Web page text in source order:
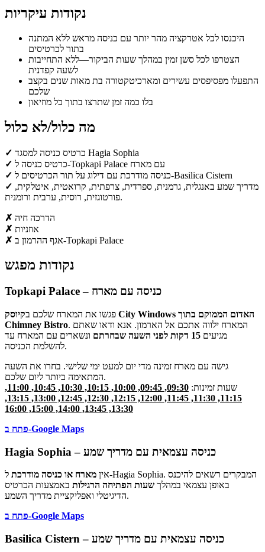
נקודות עיקריות
היכנסו לכל אטרקציה מהר יותר עם כניסה מראש ללא המתנה
בתור לכרטיסים
הצטרפו לכל סשן זמין במהלך שעות הביקור—ללא התחייבות
לשעה קפדנית
התפעלו מפסיפסים עשירים ומארכיטקטורה בת מאות שנים בקצב
שלכם
בלו כמה זמן שתרצו בתוך כל מוזיאון
מה כלול/לא כלול
✓
כרטיס כניסה למסגד Hagia Sophia
✓
כרטיס כניסה ל-Topkapi Palace עם מארח
✓
כניסה מודרכת עם דילוג על תור הכרטיסים ל-Basilica Cistern
✓
פורטוגזית, רוסית, ערבית ורומנית.
✗ הדרכה חיה
✗ אוזניות
✗
אגף ההרמון ב-Topkapi Palace
נקודות מפגש
Topkapi Palace – כניסה עם מארח
פגשו את המארח שלכם בקיוסק City Windows האדום הממוקם בתוך
Chimney Bistro. המארח ילווה אתכם אל הארמון. אנא ודאו שאתם
מגיעים 15 דקות לפני השעה שבחרתם
ונשארים עם המארח עד
להשלמת הכניסה.
גישה עם מארח זמינה מדי יום למעט ימי שלישי. בחרו את השעה
המתאימה ביותר ליום שלכם.
שעות זמינות:
09:30, 09:45, 10:00, 10:15, 10:30, 10:45, 11:00,
11:15, 11:30, 11:45, 12:00, 12:15, 12:30, 12:45, 13:00, 13:15,
13:30, 13:45, 14:00, 15:00, 16:00
פתח ב-Google Maps
Hagia Sophia – כניסה עצמאית עם מדריך שמע
אין מארח או כניסה מודרכת ל-Hagia Sophia. המבקרים רשאים להיכנס
באופן עצמאי במהלך שעות הפתיחה הרגילות באמצעות הכרטיס
הדיגיטלי ואפליקציית מדריך השמע.
פתח ב-Google Maps
Basilica Cistern – כניסה עצמאית עם מדריך שמע